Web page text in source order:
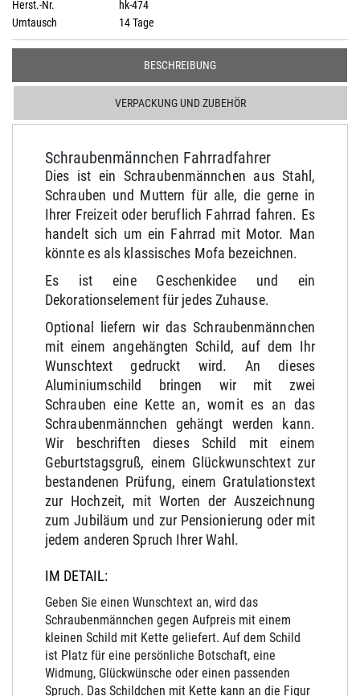
Herst.-Nr.
hk-474
Umtausch
14 Tage
BESCHREIBUNG
VERPACKUNG UND ZUBEHÖR
Schraubenmännchen Fahrradfahrer
Dies ist ein Schraubenmännchen aus Stahl,
Schrauben und Muttern für alle, die gerne in
Ihrer Freizeit oder beruflich Fahrrad fahren. Es
handelt sich um ein Fahrrad mit Motor. Man
könnte es als klassisches Mofa bezeichnen.
Es ist eine Geschenkidee und ein
Dekorationselement für jedes Zuhause.
Optional liefern wir das Schraubenmännchen
mit einem angehängten Schild, auf dem Ihr
Wunschtext gedruckt wird. An dieses
Aluminiumschild bringen wir mit zwei
Schrauben eine Kette an, womit es an das
Schraubenmännchen gehängt werden kann.
Wir beschriften dieses Schild mit einem
Geburtstagsgruß, einem Glückwunschtext zur
bestandenen Prüfung, einem Gratulationstext
zur Hochzeit, mit Worten der Auszeichnung
zum Jubiläum und zur Pensionierung oder mit
jedem anderen Spruch Ihrer Wahl.
IM DETAIL:
Geben Sie einen Wunschtext an, wird das
Schraubenmännchen gegen Aufpreis mit einem
kleinen Schild mit Kette geliefert. Auf dem Schild
ist Platz für eine persönliche Botschaft, eine
Widmung, Glückwünsche oder einen passenden
Spruch. Das Schildchen mit Kette kann an die Figur